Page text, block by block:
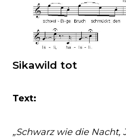
Sikawild tot
Text:
„Schwarz wie die Nacht,